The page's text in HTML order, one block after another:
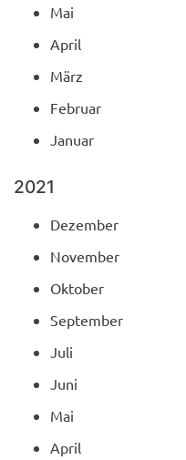
Mai
April
März
Februar
Januar
2021
Dezember
November
Oktober
September
Juli
Juni
Mai
April